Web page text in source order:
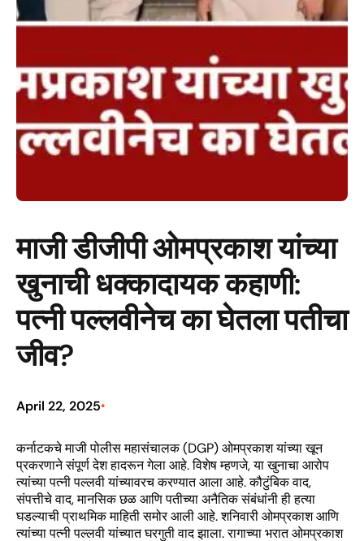
माजी डीजीपी ओमप्रकाश यांच्या
खुनाची धक्कादायक कहाणी:
पत्नी पल्लवीनेच का घेतला पतीचा
जीव?
April 22, 2025•
कर्नाटकचे माजी पोलीस महासंचालक (DGP) ओमप्रकाश यांच्या खून
प्रकरणाने संपूर्ण देश हादरून गेला आहे. विशेष म्हणजे, या खुनाचा आरोप
त्यांच्या पत्नी पल्लवी यांच्यावरच करण्यात आला आहे. कौटुंबिक वाद,
संपत्तीचे वाद, मानसिक छळ आणि पतीच्या अनैतिक संबंधांनी ही हत्या
घडल्याची प्राथमिक माहिती समोर आली आहे. शनिवारी ओमप्रकाश आणि
त्यांच्या पत्नी पल्लवी यांच्यात घरगुती वाद झाला. रागाच्या भरात ओमप्रकाश